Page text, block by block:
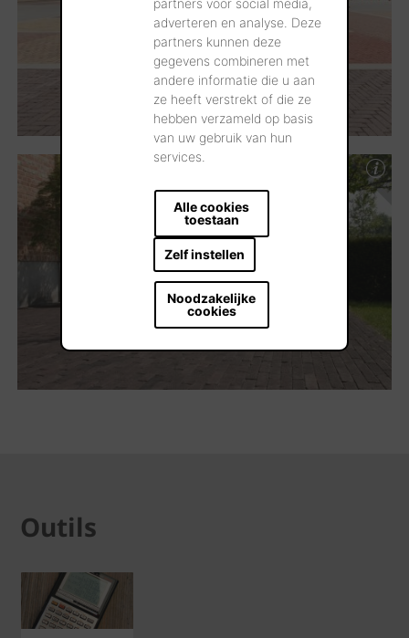
adverteren en analyse. Deze
partners kunnen deze
gegevens combineren met
andere informatie die u aan
ze heeft verstrekt of die ze
hebben verzameld op basis
van uw gebruik van hun
services.
Alle cookies
toestaan
Zelf instellen
Noodzakelijke
cookies
Outils